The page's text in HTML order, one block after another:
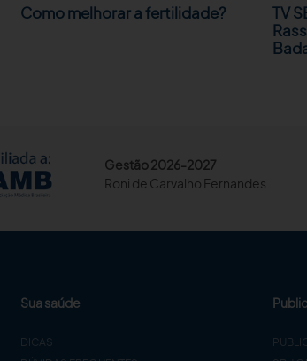
Como melhorar a fertilidade?
TV
Gestão 2026-2027
Roni de Carvalho Fernandes
Sua saúde
DICAS